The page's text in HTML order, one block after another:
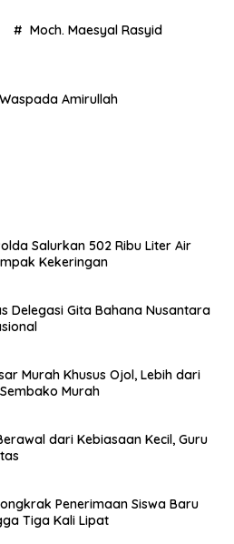
Moch. Maesyal Rasyid
Amirullah
Salurkan 502 Ribu Liter Air
Kekeringan
Delegasi Gita Bahana Nusantara
Murah Khusus Ojol, Lebih dari
Murah
dari Kebiasaan Kecil, Guru
Penerimaan Siswa Baru
Tiga Kali Lipat